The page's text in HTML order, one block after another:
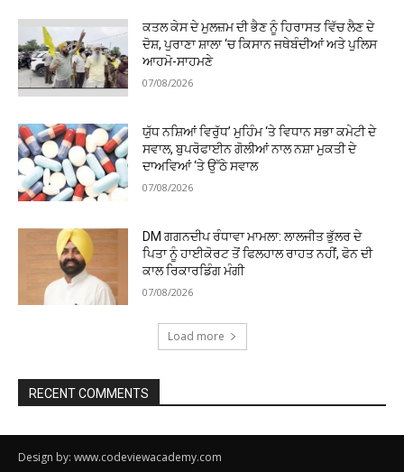
ਕਤਲ ਕੇਸ ਦੇ ਮੁਲਜ਼ਮ ਦੀ ਭੈਣ ਨੂੰ ਹਿਰਾਸਤ ਵਿੱਚ ਲੈਣ ਦੇ
ਦੋਸ਼, ਪੁਰਾਣਾ ਸ਼ਾਲਾ ‘ਚ ਕਿਸਾਨ ਜਥੇਬੰਦੀਆਂ ਅਤੇ ਪੁਲਿਸ
ਆਹਮੋ-ਸਾਹਮਣੇ
07/08/2026
ਯੁੱਧ ਨਸ਼ਿਆਂ ਵਿਰੁੱਧ’ ਮੁਹਿੰਮ ‘ਤੇ ਵਿਧਾਨ ਸਭਾ ਕਮੇਟੀ ਦੇ
ਸਵਾਲ, ਬੁਪਰੋਫਾਈਨ ਗੋਲੀਆਂ ਨਾਲ ਨਸ਼ਾ ਮੁਕਤੀ ਦੇ
ਦਾਅਵਿਆਂ ‘ਤੇ ਉੱਠੇ ਸਵਾਲ
07/08/2026
DM ਗਗਨਦੀਪ ਰੰਧਾਵਾ ਮਾਮਲਾ: ਲਾਲਜੀਤ ਭੁੱਲਰ ਦੇ
ਪਿਤਾ ਨੂੰ ਹਾਈਕੋਰਟ ਤੋਂ ਫਿਲਹਾਲ ਰਾਹਤ ਨਹੀਂ, ਫੋਨ ਦੀ
ਕਾਲ ਰਿਕਾਰਡਿੰਗ ਮੰਗੀ
07/08/2026
Load more
RECENT COMMENTS
Design by: www.codeviewacademy.com